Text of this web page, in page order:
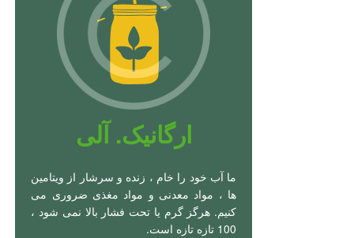
ارگانیک. آلی
ما آب خود را خام ، زنده و سرشار از ویتامین
ها ، مواد معدنی و مواد مغذی ضروری می
کنیم. هرگز گرم یا تحت فشار بالا نمی شود ،
100 تازه تازه است.